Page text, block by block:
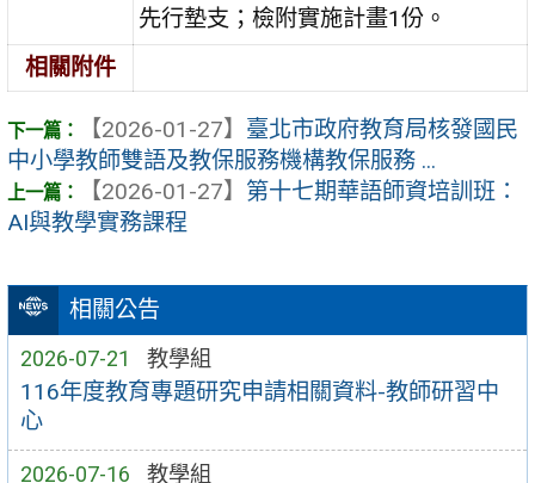
相關公告
2026-07-21 教學組
116年度教育專題研究申請相關資料-教師研習中
心
2026-07-16 教學組
先行墊支；檢附實施計畫1份。
相關附件
【2026-01-27】 臺北市政府教育局核發國民
中小學教師雙語及教保服務機構教保服務 ...
【2026-01-27】 第十七期華語師資培訓班：
AI與教學實務課程